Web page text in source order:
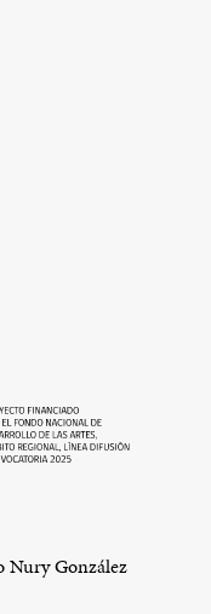
Nury González